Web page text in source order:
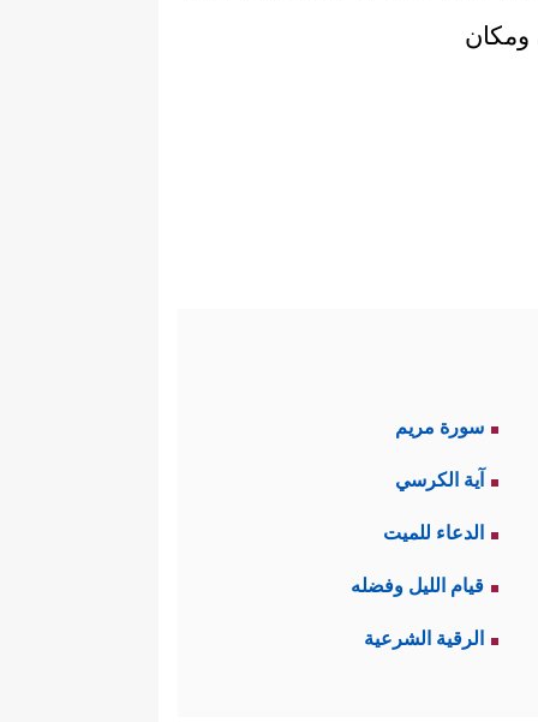
ومكان
سورة مريم
آية الكرسي
الدعاء للميت
قيام الليل وفضله
الرقية الشرعية